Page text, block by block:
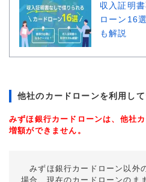
収入証明
ローン16
も解説
他社のカードローンを利用して
みずほ銀行カードローンは、他社
増額ができません。
みずほ銀行カードローン以外
場合、現在のカードローンのま